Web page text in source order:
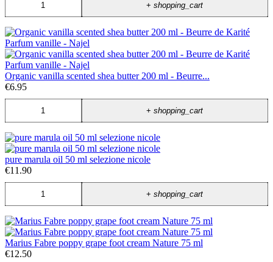
+shopping_cart
Organic vanilla scented shea butter 200 ml - Beurre...
€6.95
+shopping_cart
pure marula oil 50 ml selezione nicole
€11.90
+shopping_cart
Marius Fabre poppy grape foot cream Nature 75 ml
€12.50